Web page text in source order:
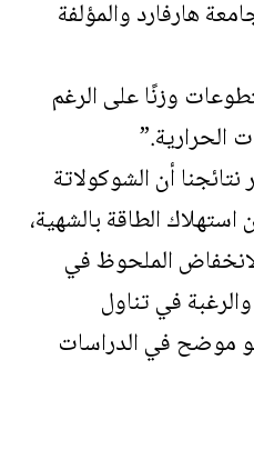
هارفارد والمؤلفة
وزنًا على الرغم
الحرارية.”
أن الشوكولاتة
الطاقة بالشهية،
الملحوظ في
في تناول
موضح في الدراسات